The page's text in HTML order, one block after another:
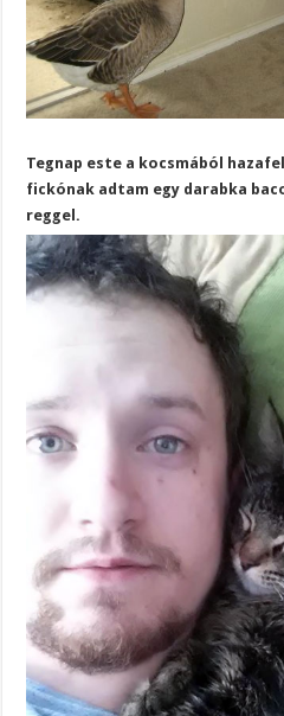
Tegnap este a kocsmából
fickónak adtam egy darabka
reggel.